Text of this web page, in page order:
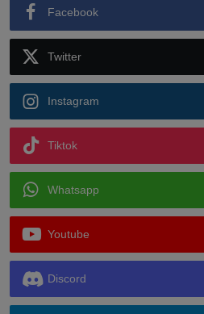
Facebook
Twitter
Instagram
Tiktok
Whatsapp
Youtube
Discord